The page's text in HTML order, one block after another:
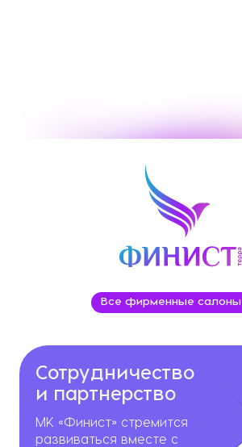
Все фирменные салоны
Сотрудничество
и партнерство
МК «Финист» стремится
развиваться вместе с